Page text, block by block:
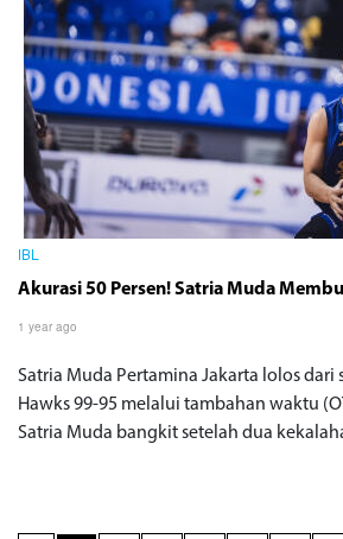
IBL
Akurasi 50 Persen! Satria Muda
1 year ago
Satria Muda Pertamina Jakarta lolos dari
Hawks 99-95 melalui tambahan waktu
Satria Muda bangkit setelah dua